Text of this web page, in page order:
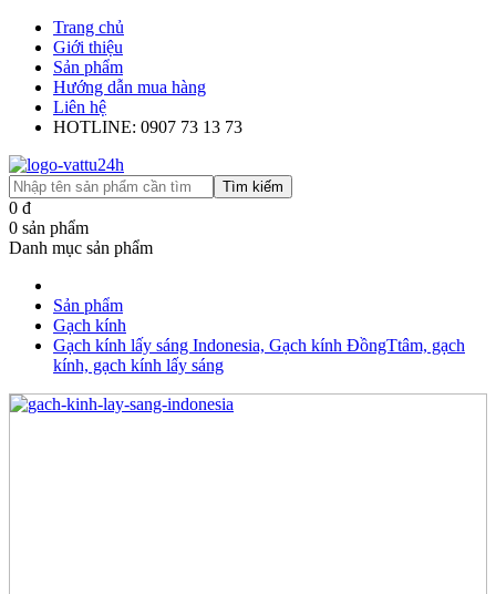
Trang chủ
Giới thiệu
Sản phẩm
Hướng dẫn mua hàng
Liên hệ
HOTLINE: 0907 73 13 73
Tìm kiếm
0 đ
0 sản phẩm
Danh mục sản phẩm
Sản phẩm
Gạch kính
Gạch kính lấy sáng Indonesia, Gạch kính ĐồngTtâm, gạch
kính, gạch kính lấy sáng